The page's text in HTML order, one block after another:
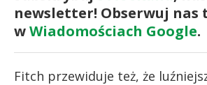
newsletter! Obserwuj nas
wWiadomościach Google.
Fitch przewiduje też, że